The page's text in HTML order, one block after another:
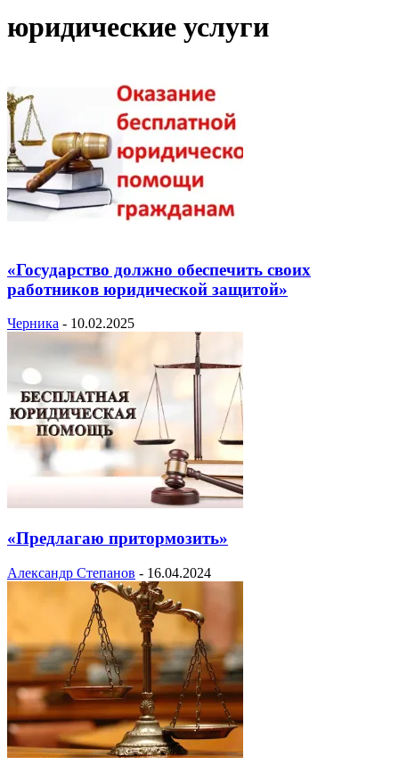
юридические услуги
«Государство должно обеспечить своих
работников юридической защитой»
Черника - 10.02.2025
«Предлагаю притормозить»
Александр Степанов - 16.04.2024